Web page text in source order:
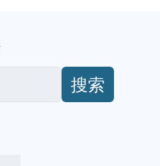
搜索